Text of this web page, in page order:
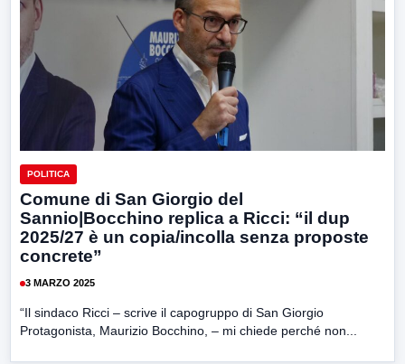
POLITICA
Comune di San Giorgio del
Sannio|Bocchino replica a Ricci: “il dup
2025/27 è un copia/incolla senza proposte
concrete”
3 MARZO 2025
“Il sindaco Ricci – scrive il capogruppo di San Giorgio
Protagonista, Maurizio Bocchino, – mi chiede perché non...